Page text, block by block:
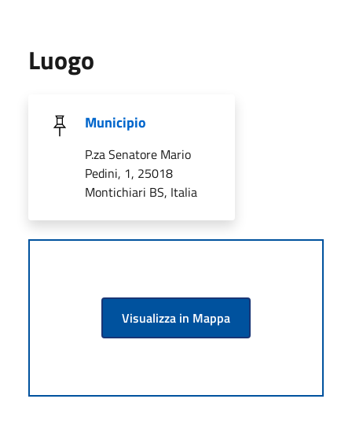
Luogo
Municipio
P.za Senatore Mario
Pedini, 1, 25018
Montichiari BS, Italia
Visualizza in Mappa